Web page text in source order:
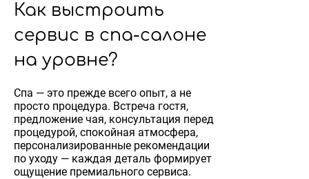
Как выстроить
сервис в спа-салоне
на уровне?
Спа — это прежде всего опыт, а не
просто процедура. Встреча гостя,
предложение чая, консультация перед
процедурой, спокойная атмосфера,
персонализированные рекомендации
по уходу — каждая деталь формирует
ощущение премиального сервиса.